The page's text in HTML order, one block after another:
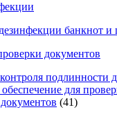
банкнот и
документов
подлинности
для
(41)